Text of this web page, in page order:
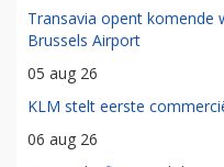
Transavia opent komende
Brussels Airport
05 aug 26
KLM stelt eerste
06 aug 26